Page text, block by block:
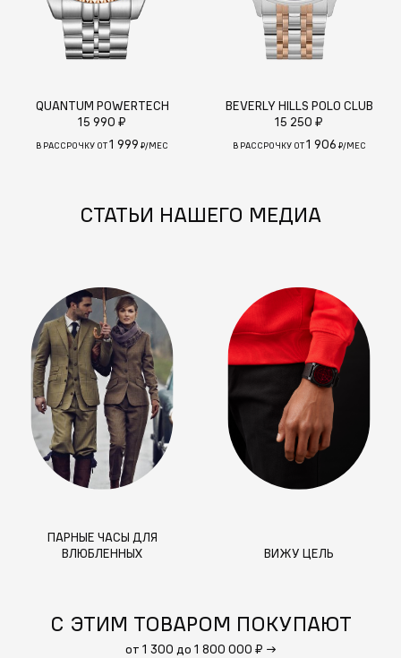
QUANTUM POWERTECH
15 990 ₽
В РАССРОЧКУ ОТ1 999 ₽/МЕС
BEVERLY HILLS POLO CLUB
15 250 ₽
В РАССРОЧКУ ОТ1 906 ₽/МЕС
СТАТЬИ НАШЕГО МЕДИА
ПАРНЫЕ ЧАСЫ ДЛЯ
ВЛЮБЛЕННЫХ
ВИЖУ ЦЕЛЬ
С ЭТИМ ТОВАРОМ ПОКУПАЮТ
от 1 300 до 1 800 000 ₽ →